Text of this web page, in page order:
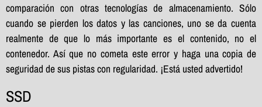
comparación con otras tecnologías de almacenamiento. Sólo
cuando se pierden los datos y las canciones, uno se da cuenta
realmente de que lo más importante es el contenido, no el
contenedor. Así que no cometa este error y haga una copia de
seguridad de sus pistas con regularidad. ¡Está usted advertido!
SSD